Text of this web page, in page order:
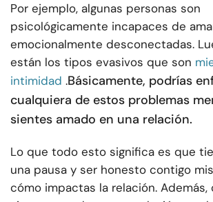
Por ejemplo, algunas personas son
psicológicamente incapaces de
emocionalmente desconectadas.
están los tipos evasivos que son
intimidad .Básicamente, podrías
cualquiera de estos problemas
sientes amado en una relación.
Lo que todo esto significa es que
una pausa y ser honesto contigo
cómo impactas la relación.